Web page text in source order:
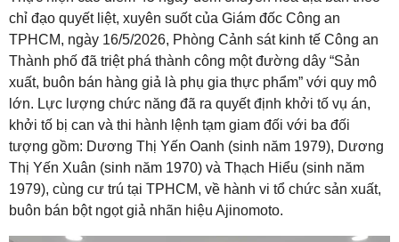
chỉ đạo quyết liệt, xuyên suốt của Giám đốc Công an
TPHCM, ngày 16/5/2026, Phòng Cảnh sát kinh tế Công an
Thành phố đã triệt phá thành công một đường dây “Sản
xuất, buôn bán hàng giả là phụ gia thực phẩm” với quy mô
lớn. Lực lượng chức năng đã ra quyết định khởi tố vụ án,
khởi tố bị can và thi hành lệnh tạm giam đối với ba đối
tượng gồm: Dương Thị Yến Oanh (sinh năm 1979), Dương
Thị Yến Xuân (sinh năm 1970) và Thạch Hiểu (sinh năm
1979), cùng cư trú tại TPHCM, về hành vi tổ chức sản xuất,
buôn bán bột ngọt giả nhãn hiệu Ajinomoto.